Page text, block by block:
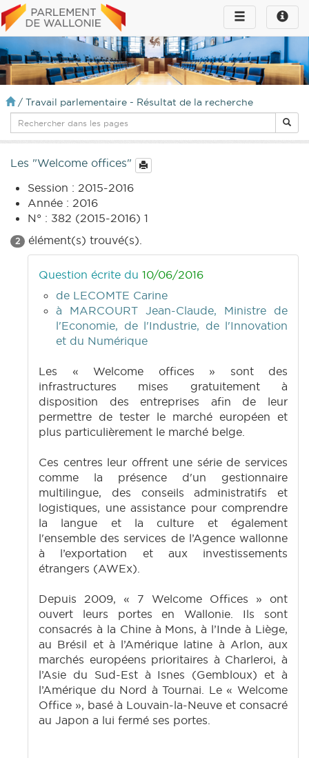
Toggle
infos
Toggle
navigation
/ Travail parlementaire - Résultat de la recherche
Les "Welcome offices"
Session : 2015-2016
Année : 2016
N° : 382 (2015-2016) 1
2 élément(s) trouvé(s).
Question écrite du 10/06/2016
de LECOMTE Carine
à MARCOURT Jean-Claude, Ministre de
l'Economie, de l'Industrie, de l'Innovation
et du Numérique
Les « Welcome offices » sont des
infrastructures mises gratuitement à
disposition des entreprises afin de leur
permettre de tester le marché européen et
plus particulièrement le marché belge.
Ces centres leur offrent une série de services
comme la présence d'un gestionnaire
multilingue, des conseils administratifs et
logistiques, une assistance pour comprendre
la langue et la culture et également
l'ensemble des services de l’Agence wallonne
à l’exportation et aux investissements
étrangers (AWEx).
Depuis 2009, « 7 Welcome Offices » ont
ouvert leurs portes en Wallonie. Ils sont
consacrés à la Chine à Mons, à l’Inde à Liège,
au Brésil et à l’Amérique latine à Arlon, aux
marchés européens prioritaires à Charleroi, à
l’Asie du Sud-Est à Isnes (Gembloux) et à
l’Amérique du Nord à Tournai. Le « Welcome
Office », basé à Louvain-la-Neuve et consacré
au Japon a lui fermé ses portes.